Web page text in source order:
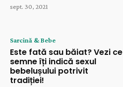
sept. 30, 2021
Sarcină & Bebe
Este fată sau băiat? Vezi ce
semne îți indică sexul
bebelușului potrivit
tradiției!